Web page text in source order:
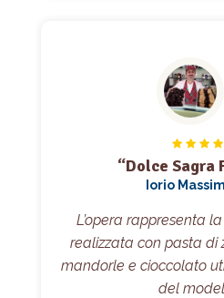
“Dolce Sagra
Iorio
L’opera rappresenta
realizzata con pasta di
mandorle e cioccolato
del